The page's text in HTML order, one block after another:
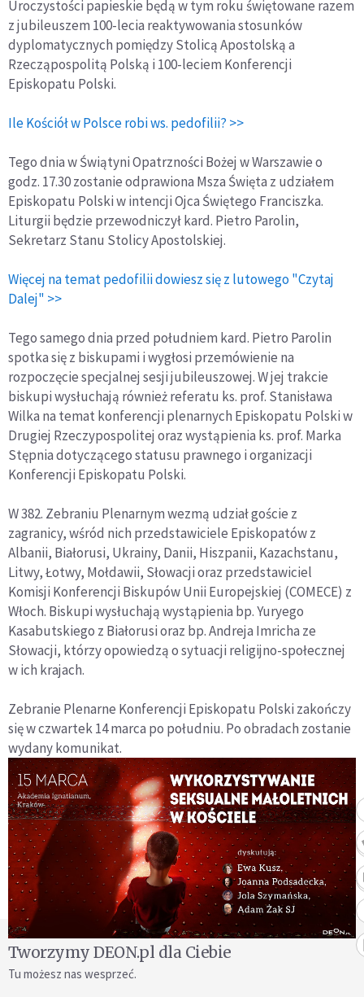
Uroczystości papieskie będą w tym roku świętowane razem
z jubileuszem 100-lecia reaktywowania stosunków
dyplomatycznych pomiędzy Stolicą Apostolską a
Rzecząpospolitą Polską i 100-leciem Konferencji
Episkopatu Polski.
Ile Kościół w Polsce robi ws. pedofilii? >>
Tego dnia w Świątyni Opatrzności Bożej w Warszawie o
godz. 17.30 zostanie odprawiona Msza Święta z udziałem
Episkopatu Polski w intencji Ojca Świętego Franciszka.
Liturgii będzie przewodniczył kard. Pietro Parolin,
Sekretarz Stanu Stolicy Apostolskiej.
Więcej na temat pedofilii dowiesz się z lutowego "Czytaj
Dalej" >>
Tego samego dnia przed południem kard. Pietro Parolin
spotka się z biskupami i wygłosi przemówienie na
rozpoczęcie specjalnej sesji jubileuszowej. W jej trakcie
biskupi wysłuchają również referatu ks. prof. Stanisława
Wilka na temat konferencji plenarnych Episkopatu Polski w
Drugiej Rzeczypospolitej oraz wystąpienia ks. prof. Marka
Stępnia dotyczącego statusu prawnego i organizacji
Konferencji Episkopatu Polski.
W 382. Zebraniu Plenarnym wezmą udział goście z
zagranicy, wśród nich przedstawiciele Episkopatów z
Albanii, Białorusi, Ukrainy, Danii, Hiszpanii, Kazachstanu,
Litwy, Łotwy, Mołdawii, Słowacji oraz przedstawiciel
Komisji Konferencji Biskupów Unii Europejskiej (COMECE) z
Włoch. Biskupi wysłuchają wystąpienia bp. Yuryego
Kasabutskiego z Białorusi oraz bp. Andreja Imricha ze
Słowacji, którzy opowiedzą o sytuacji religijno-społecznej
w ich krajach.
Zebranie Plenarne Konferencji Episkopatu Polski zakończy
się w czwartek 14 marca po południu. Po obradach zostanie
wydany komunikat.
Tworzymy DEON.pl dla Ciebie
Tu możesz nas wesprzeć.